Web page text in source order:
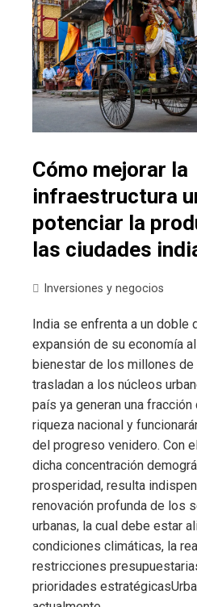
Cómo mejorar la
infraestructura
potenciar la
las ciudades
Inversiones y negocios
India se enfrenta a un doble
expansión de su economía
bienestar de los millones de
trasladan a los núcleos
país ya generan una
riqueza nacional y
del progreso venidero. Con
dicha concentración
prosperidad, resulta
renovación profunda de los
urbanas, la cual debe estar
condiciones climáticas, la
restricciones
prioridades